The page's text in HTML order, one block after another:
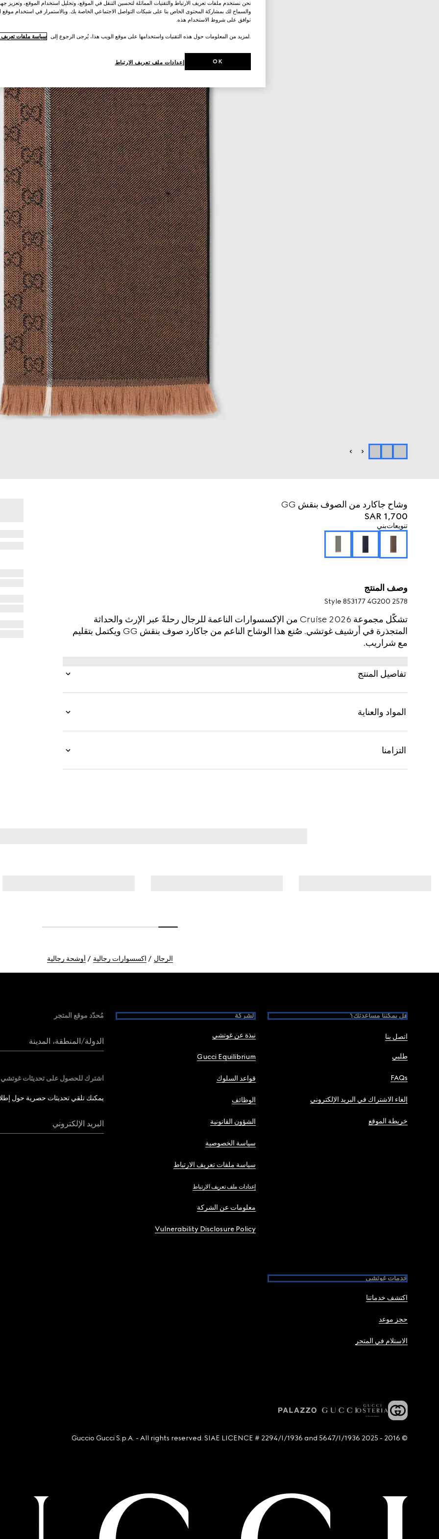
وشاح جاكارد من الصوف بنقش GG
SAR 1,700
تنويعاتبني
وصف المنتج
Style ‎853177 4G200 2578
تشكّل مجموعة Cruise 2026 من الإكسسوارات الناعمة للرجال رحلةً عبر الإرث والحداثة
المتجذرة في أرشيف غوتشي. صُنع هذا الوشاح الناعم من جاكارد صوف بنقش GG ويكتمل بتقليم
مع شراريب.
تفاصيل المنتج
المواد والعناية
التزامنا
الرجال اكسسوارات رجالية أوشحة رجالية
هل يمكننا مساعدتك؟
اتصل بنا
طلبي
FAQs
إلغاء الاشتراك في البريد الإلكتروني
خريطة الموقع
الشركة
نبذة عن غوتشي
Gucci Equilibrium
قواعد السلوك
الوظائف
الشؤون القانونية
سياسة الخصوصية
سياسة ملفات تعريف الارتباط
إعدادات ملف تعريف الارتباط
معلومات عن الشركة
Vulnerability Disclosure Policy
خدمات غوتشي
اكتشف خدماتنا
حجز موعد
الاستلام في المتجر
مُحدّد موقع المتجر
الدولة/المنطقة، المدينة
اشترك للحصول على تحديثات غوتشي
يمكنك تلقي تحديثات حصرية حول
البريد الإلكتروني
© 2016 - 2025 Guccio Gucci S.p.A. - All rights reserved. SIAE LICENCE # 2294/I/1936 and 5647/I/1936
نحن نستخدم ملفات تعريف الارتباط والتقنيات المماثلة لتحسين التنقل في الموقع، وتحليل استخدام الموقع، وتعزيز
والسماح لك بمشاركة المحتوى الخاص بنا على شبكات التواصل الاجتماعي الخاصة بك. وبالاستمرار في استخدام موقع
توافق على شروط الاستخدام هذه.
.لمزيد من المعلومات حول هذه التقنيات واستخدامها على موقع الويب هذا، يُرجى الرجوع إلى سياسة ملفات تعريف
إعدادات ملف تعريف الارتباط OK